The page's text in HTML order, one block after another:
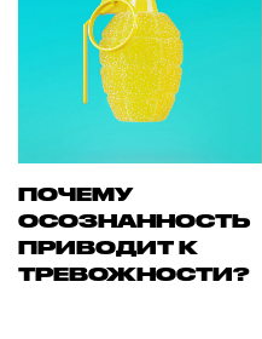
ПОЧЕМУ
ОСОЗНАННОСТЬ
ПРИВОДИТ К
ТРЕВОЖНОСТИ?